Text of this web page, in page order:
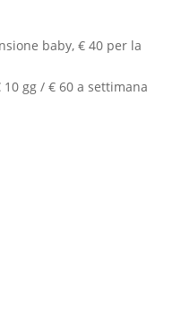
baby, € 40 per la
gg / € 60 a settimana